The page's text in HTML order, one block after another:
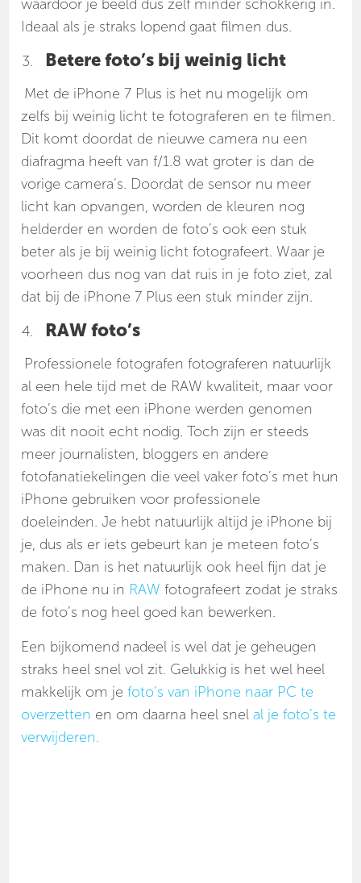
waardoor je beeld dus zelf minder schokkerig in.
Ideaal als je straks lopend gaat filmen dus.
Betere foto’s bij weinig licht
Met de iPhone 7 Plus is het nu mogelijk om
zelfs bij weinig licht te fotograferen en te filmen.
Dit komt doordat de nieuwe camera nu een
diafragma heeft van f/1.8 wat groter is dan de
vorige camera’s. Doordat de sensor nu meer
licht kan opvangen, worden de kleuren nog
helderder en worden de foto’s ook een stuk
beter als je bij weinig licht fotografeert. Waar je
voorheen dus nog van dat ruis in je foto ziet, zal
dat bij de iPhone 7 Plus een stuk minder zijn.
RAW foto’s
Professionele fotografen fotograferen natuurlijk
al een hele tijd met de RAW kwaliteit, maar voor
foto’s die met een iPhone werden genomen
was dit nooit echt nodig. Toch zijn er steeds
meer journalisten, bloggers en andere
fotofanatiekelingen die veel vaker foto’s met hun
iPhone gebruiken voor professionele
doeleinden. Je hebt natuurlijk altijd je iPhone bij
je, dus als er iets gebeurt kan je meteen foto’s
maken. Dan is het natuurlijk ook heel fijn dat je
de iPhone nu in RAW fotografeert zodat je straks
de foto’s nog heel goed kan bewerken.
Een bijkomend nadeel is wel dat je geheugen
straks heel snel vol zit. Gelukkig is het wel heel
makkelijk om jefoto’s van iPhone naar PC te
overzetten en om daarna heel snelal je foto’s te
verwijderen.